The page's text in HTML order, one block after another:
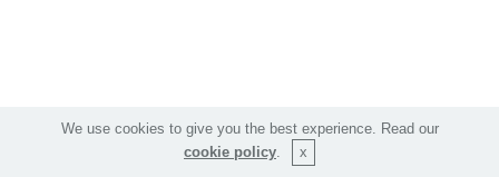
We use cookies to give you the best experience. Read our
cookie policy